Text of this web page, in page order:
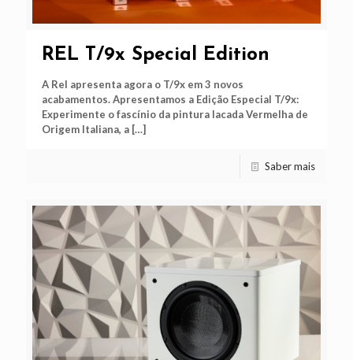
REL T/9x Special Edition
A Rel apresenta agora o T/9x em 3 novos
acabamentos. Apresentamos a Edição Especial T/9x:
Experimente o fascínio da pintura lacada Vermelha de
Origem Italiana, a […]
Saber mais